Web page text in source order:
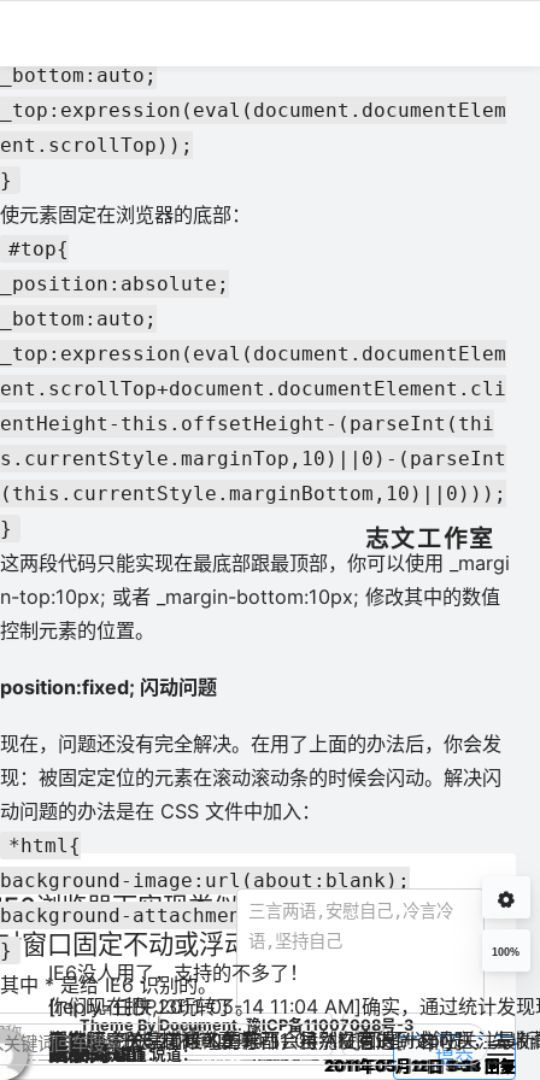
志文工作室
现在位置:首页/网站建设/IE6/ 正文
浏览器下实现类似position:fixed的层相
窗口固定不动或浮动效果
网站建设 2011-05-11 13414热度 5评论
...
...
#top{
_bottom:auto;
_top:e­xpression(eval(document.documentElem
ent.scrollTop));
}
使元素固定在浏览器的底部：
#top{
_position:absolute;
_bottom:auto;
_top:e­xpression(eval(document.documentElem
ent.scrollTop+document.documentElement.cli
entHeight-this.offsetHeight-(parseInt(thi
s.currentStyle.marginTop,10)||0)-(parseInt
(this.currentStyle.marginBottom,10)||0)));
}
这两段代码只能实现在最底部跟最顶部，你可以使用 _margi
n-top:10px; 或者 _margin-bottom:10px; 修改其中的数值
控制元素的位置。
position:fixed; 闪动问题
现在，问题还没有完全解决。在用了上面的办法后，你会发
现：被固定定位的元素在滚动滚动条的时候会闪动。解决闪
动问题的办法是在 CSS 文件中加入：
*html{
background-image:url(about:blank);
background-attachment:fixed;
}
其中 * 是给 IE6 识别的。
到此，IE6 的 position:fixed; 问题已经被解决了。
版权声明：除非注明，否则均为志文工作室原创文章，转载或
复制请以超链接形式并注明出处！
0 0
赞赏
IE6 position:fixed 浏览器 浮动
上一篇
pjblog352修改加密日志不在首页列表显示
下一篇
沙盘Sandboxie软件简介及Sandboxie(沙盘)V3.46正式版+注册机破解版下载
章推荐
CSS设计的
和按钮设计
03月16日 5995
CSS3 Media Querie
s:媒体设备的样式适
应
2013年06月01日 11828
前端开发
pjblog修
Just
2009年
网站建设
区
恨相知晚
一起参与讨论！
提交
LouisHan 说道：
2011年05月26日 5:21 上午
还在研究IE6 精神可嘉啊
回复
益酷网 说道：
2011年05月12日 7:33 下午
IE6没人用了，支持的不多了！
[reply=任侠,2011-05-14 11:04 AM]确实，通过统计发现
兼容嘛，关注前段的童鞋都会特别在意的[/reply]
回复
浩子文 说道：
2011年05月12日 5:28 下午
你们现在把PJ3玩转了。
[reply=任侠,2011-05-14 11:04 AM]都是一样在关注最
回复
Mars 说道：
2011年05月11日 9:04 下午
支持一个
回复
美女 说道：
2011年05月11日 6:57 下午
谢谢楼主分享了这么的东西，虽然没有遇到这问题，先收
回复
100%
Theme ByDocument. 豫ICP备11007008号-3